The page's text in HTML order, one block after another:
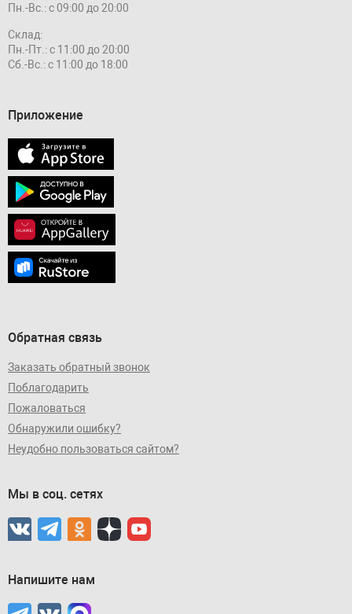
Пн.-Вс.: с 09:00 до 20:00
Склад:
Пн.-Пт.: с 11:00 до 20:00
Сб.-Вс.: с 11:00 до 18:00
Приложение
Обратная связь
Заказать обратный звонок
Поблагодарить
Пожаловаться
Обнаружили ошибку?
Неудобно пользоваться сайтом?
Мы в соц. сетях
Напишите нам